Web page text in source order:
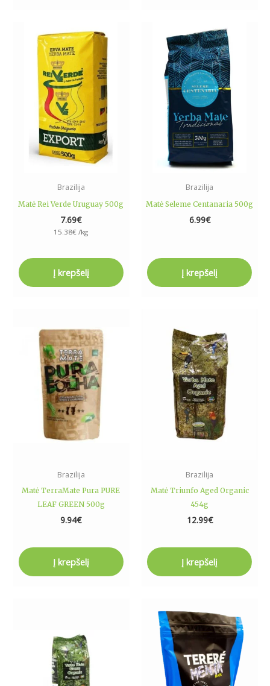
Brazilija
Matė Rei Verde Uruguay 500g
7.69€
15.38€ /kg
Į krepšelį
Brazilija
Matė Seleme Centanaria 500g
6.99€
Į krepšelį
Brazilija
Matė TerraMate Pura PURE
LEAF GREEN 500g
9.94€
Į krepšelį
Brazilija
Matė Triunfo Aged Organic
454g
12.99€
Į krepšelį